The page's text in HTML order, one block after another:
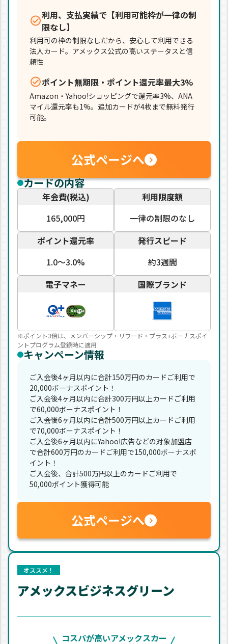
利用、支払実績で【利用可能枠が一律の制
限なし】
利用可の枠の制限なしだから、安心して利用できる
法人カード。アメックス公式の高いステータスと信
頼性
ポイント無期限・ポイント還元率最大3%
Amazon・Yahoo!ショッピングで還元率3%、ANA
マイル還元率も1%。追加カードが4枚まで無料発行
可能。
公式ページへ
カードの内容
年会費(税込)
165,000円
利用限度額
一律の制限のなし
ポイント還元率
1.0〜3.0%
発行スピード
約3週間
電子マネー
国際ブランド
※ポイント3倍は、メンバーシップ・リワード・プラス+ボーナスポイ
ントプログラム登録時に適用
キャンペーン情報
ご入会後4ヶ月以内に合計150万円のカードご利用で
20,000ボーナスポイント！
ご入会後4ヶ月以内に合計300万円以上カードご利用
で60,000ボーナスポイント！
ご入会後6ヶ月以内に合計500万円以上カードご利用
で70,000ボーナスポイント！
ご入会後6ヶ月以内にYahoo!広告などの対象加盟店
で合計600万円のカードご利用で150,000ボーナスポ
イント！
ご入会後、合計500万円以上のカードご利用で
50,000ポイント獲得可能
公式ページへ
オススメ！
アメックスビジネスグリーン
コスパが高いアメックスカー